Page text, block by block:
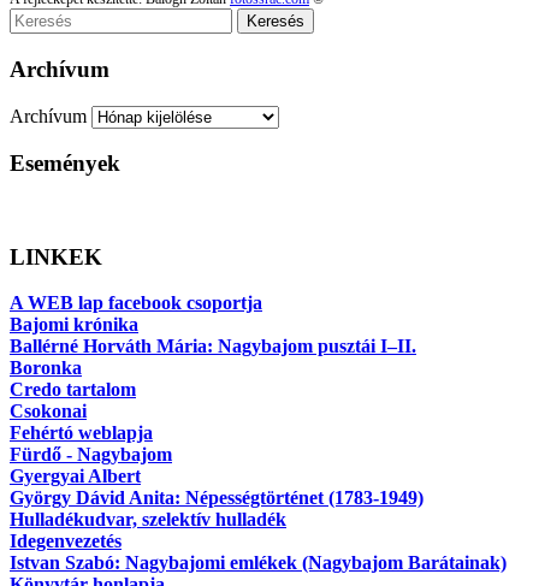
Keresés
Archívum
Archívum
Események
LINKEK
A WEB lap facebook csoportja
Bajomi krónika
Ballérné Horváth Mária: Nagybajom pusztái I–II.
Boronka
Credo tartalom
Csokonai
Fehértó weblapja
Fürdő - Nagybajom
Gyergyai Albert
György Dávid Anita: Népességtörténet (1783-1949)
Hulladékudvar, szelektív hulladék
Idegenvezetés
Istvan Szabó: Nagybajomi emlékek (Nagybajom Barátainak)